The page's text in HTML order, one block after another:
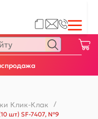
Клик-Клак
/
шт) SF-7407, №9